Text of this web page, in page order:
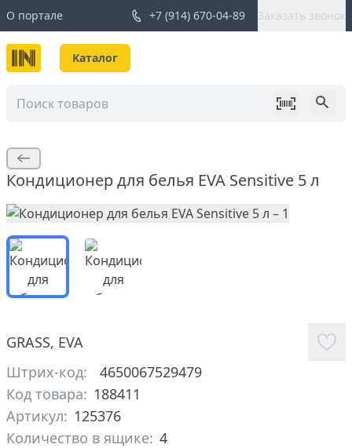
О портале +7 (914) 670-04-89 Заказать звонок
Каталог
Кондиционер для белья EVA Sensitive 5 л
GRASS, EVA
Штрих-код:
4650067529479
Код товара: 188411
Артикул: 125376
Количество в ящике: 4